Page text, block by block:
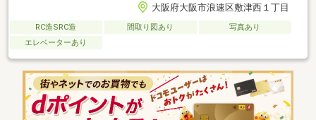
大阪府大阪市浪速区敷津西１丁目
RC造SRC造 間取り図あり
写真あり
エレベーターあり